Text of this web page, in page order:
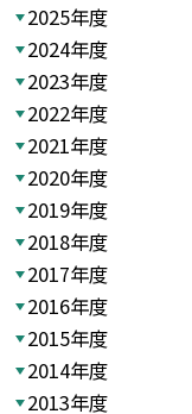
2025年度
2024年度
2023年度
2022年度
2021年度
2020年度
2019年度
2018年度
2017年度
2016年度
2015年度
2014年度
2013年度